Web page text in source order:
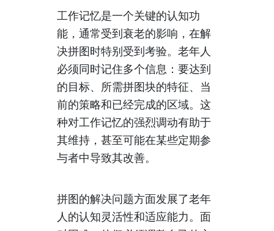
工作记忆是一个关键的认知功
能，通常受到衰老的影响，在解
决拼图时特别受到考验。老年人
必须同时记住多个信息：要达到
的目标、所需拼图块的特征、当
前的策略和已经完成的区域。这
种对工作记忆的强烈调动有助于
其维持，甚至可能在某些定期参
与者中导致其改善。
拼图的解决问题方面发展了老年
人的认知灵活性和适应能力。面